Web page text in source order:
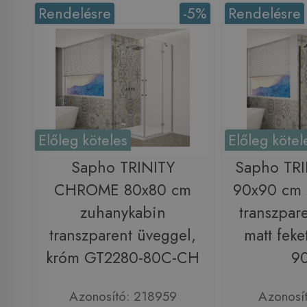
-5%
Rendelésre
Előleg köteles
Sapho TRINITY
CHROME 80x80 cm
zuhanykabin
transzparent üveggel,
króm GT2280-80C-CH
Azonosító: 218959
Rendelésre
Előleg
Sapho
90x90 cm
matt